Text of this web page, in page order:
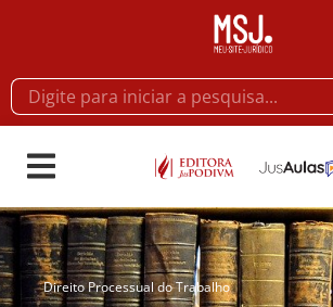
Direito Processual do Trabalho